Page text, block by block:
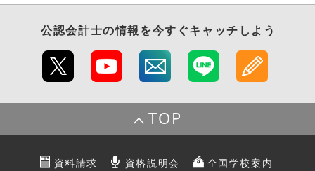
公認会計士の情報を今すぐキャッチしよう
TOP
資料請求 資格説明会 全国学校案内